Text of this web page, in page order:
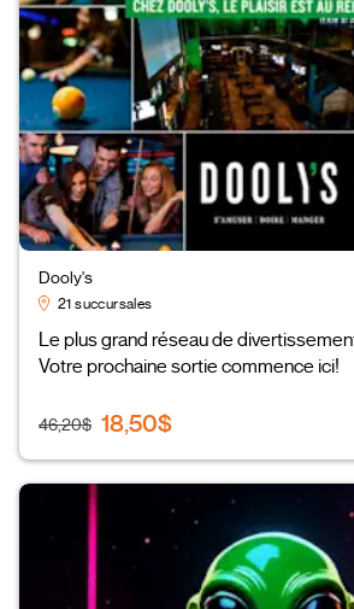
Dooly's
21 succursales
Le plus grand réseau de
Votre prochaine sortie commence ici!
46,20$ 18,50$